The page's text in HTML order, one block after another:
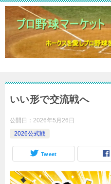
いい形で交流戦へ
公開日： 2026年5月26日
2026公式戦
Tweet